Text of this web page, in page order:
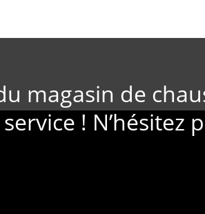
magasin de
! N’hésitez